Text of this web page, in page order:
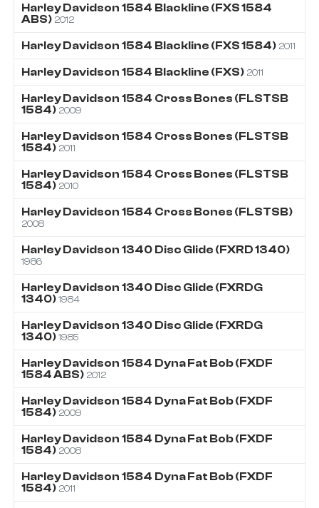
Harley Davidson 1584 Blackline (FXS 1584
ABS) 2012
Harley Davidson 1584 Blackline (FXS 1584) 2011
Harley Davidson 1584 Blackline (FXS) 2011
Harley Davidson 1584 Cross Bones (FLSTSB
1584) 2009
Harley Davidson 1584 Cross Bones (FLSTSB
1584) 2011
Harley Davidson 1584 Cross Bones (FLSTSB
1584) 2010
Harley Davidson 1584 Cross Bones (FLSTSB)
2008
Harley Davidson 1340 Disc Glide (FXRD 1340)
1986
Harley Davidson 1340 Disc Glide (FXRDG
1340) 1984
Harley Davidson 1340 Disc Glide (FXRDG
1340) 1985
Harley Davidson 1584 Dyna Fat Bob (FXDF
1584 ABS) 2012
Harley Davidson 1584 Dyna Fat Bob (FXDF
1584) 2009
Harley Davidson 1584 Dyna Fat Bob (FXDF
1584) 2008
Harley Davidson 1584 Dyna Fat Bob (FXDF
1584) 2011